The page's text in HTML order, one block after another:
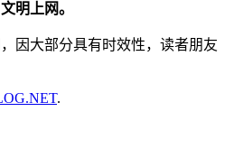
明上网。
因大部分具有时效性，读者朋友
.